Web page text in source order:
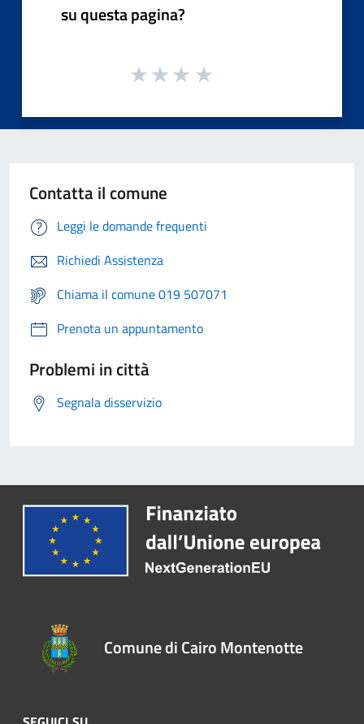
su questa pagina?
Contatta il comune
Leggi le domande frequenti
Richiedi Assistenza
Chiama il comune 019 507071
Prenota un appuntamento
Problemi in città
Segnala disservizio
Comune di Cairo Montenotte